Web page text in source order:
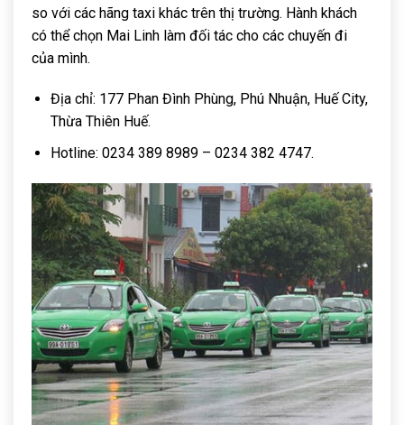
so với các hãng taxi khác trên thị trường. Hành khách
có thể chọn Mai Linh làm đối tác cho các chuyến đi
của mình.
Địa chỉ: 177 Phan Đình Phùng, Phú Nhuận, Huế City,
Thừa Thiên Huế.
Hotline: 0234 389 8989 – 0234 382 4747.